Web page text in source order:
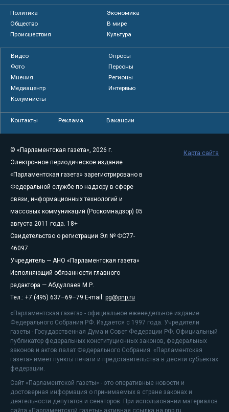
Политика
Экономика
Общество
В мире
Происшествия
Культура
Видео
Опросы
Фото
Персоны
Мнения
Регионы
Медиацентр
Интервью
Колумнисты
Контакты Реклама Вакансии
© «Парламентская газета», 2026 г.
Электронное периодическое издание
«Парламентская газета» зарегистрировано в
Федеральной службе по надзору в сфере
связи, информационных технологий и
массовых коммуникаций (Роскомнадзор) 05
августа 2011 года. 18+
Свидетельство о регистрации Эл № ФС77-
46097
Учредитель — АНО «Парламентская газета»
Исполняющий обязанности главного
редактора — Абдуллаев М.Р.
Тел.: +7 (495) 637–69–79 E-mail: pg@pnp.ru
«Парламентская газета» - официальное еженедельное издание
Федерального Собрания РФ. Издается с 1997 года. Учредители
газеты - Государственная Дума и Совет Федерации РФ. Официальный
публикатор федеральных конституционных законов, федеральных
законов и актов палат Федерального Собрания. «Парламентская
газета» имеет пункты печати и представительства в десяти субъектах
федерации.
Сайт «Парламентской газеты» - это оперативные новости и
достоверная информация о принимаемых в стране законах и
деятельности депутатов и сенаторов. При использовании материалов
сайта «Парламентской газеты» активная ссылка на pnp.ru
Карта сайта